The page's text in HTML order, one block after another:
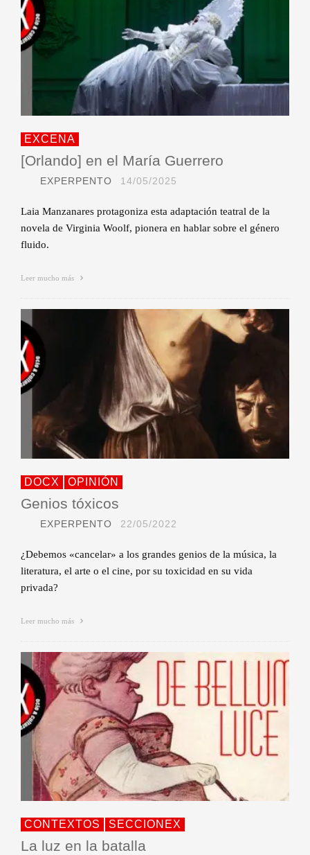
EXCENA
[Orlando] en el María Guerrero
EXPERPENTO 14/05/2025
Laia Manzanares protagoniza esta adaptación teatral de la
novela de Virginia Woolf, pionera en hablar sobre el género
fluido.
Leer mucho más
DOCX OPINIÓN
Genios tóxicos
EXPERPENTO 22/05/2022
¿Debemos «cancelar» a los grandes genios de la música, la
literatura, el arte o el cine, por su toxicidad en su vida
privada?
Leer mucho más
CONTEXTOS SECCIONEX
La luz en la batalla